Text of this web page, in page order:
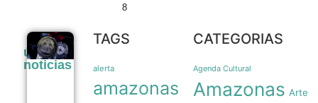
8
últimas
noticias
Legado
a trajetória
medalha do
TAGS
alerta
amazonas
CATEGORIAS
Agenda Cultural
Amazonas Arte